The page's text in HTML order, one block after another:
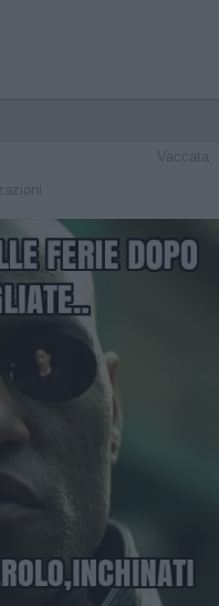
Vaccata